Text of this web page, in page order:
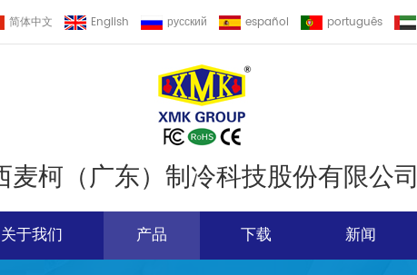
简体中文 English русский español português
麦柯（广东）制冷科技股份有限公司
关于我们 产品 下载 新闻